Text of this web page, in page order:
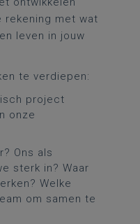
rekening met wat
leven in jouw
te verdiepen:
project
onze
Ons als
sterk in? Waar
Welke
om samen te